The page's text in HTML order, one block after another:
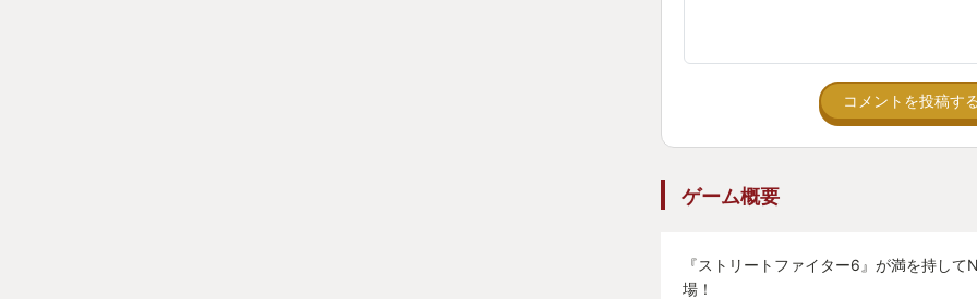
あるから相手も同じくらいの実力
割りかし簡易操作、スト6楽しーー
負けて悔しいから基本操作はなん
す、そんで操作が上手くいって「う
っ！」となります。
皆さんもスト6を遊ぶ際にはお気を
コメントを投稿する
ゲーム概要
『ストリートファイター6』が満を持し
場！